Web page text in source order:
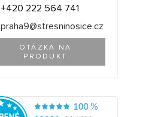
+420 222 564 741
praha9@stresninosice.cz
OTÁZKA NA
PRODUKT